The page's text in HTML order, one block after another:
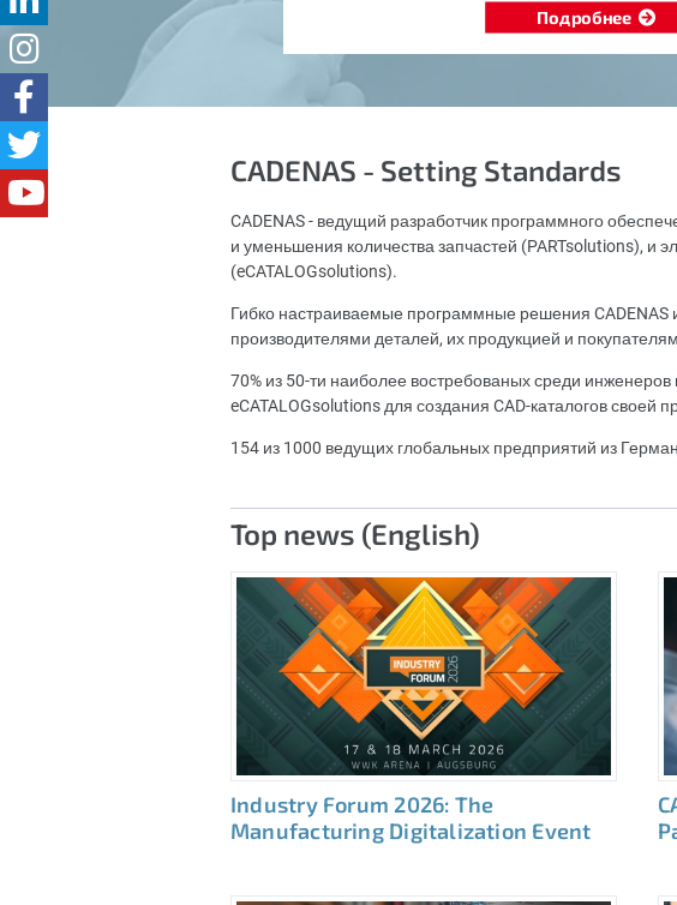
Подробнее
CADENAS - Setting Standards
CADENAS - ведущий разработчик программного
и уменьшения количества запчастей (PARTsolutions), и
(eCATALOGsolutions).
Гибко настраиваемые программные решения
производителями деталей, их продукцией и
70% из 50-ти наиболее востребованых среди
eCATALOGsolutions для создания CAD-каталогов своей
154 из 1000 ведущих глобальных предприятий из
Top news (English)
Industry Forum 2026: The
Manufacturing Digitalization Event